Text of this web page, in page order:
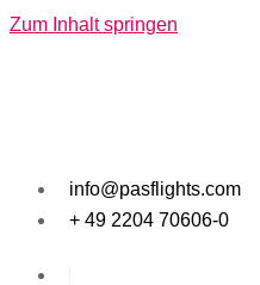
Zum Inhalt springen
info@pasflights.com
+ 49 2204 70606-0